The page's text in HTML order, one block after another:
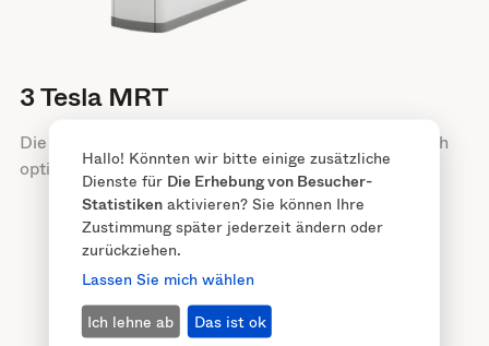
3 Tesla MRT
Die Weichgewebsstrukturen des Beckens lassen sich
optimal mit der MRT untersuchen.
Hallo! Könnten wir bitte einige zusätzliche
Dienste für Die Erhebung von Besucher-
Statistikenaktivieren? Sie können Ihre
Zustimmung später jederzeit ändern oder
zurückziehen.
Lassen Sie mich wählen
Ich lehne ab
Das ist ok